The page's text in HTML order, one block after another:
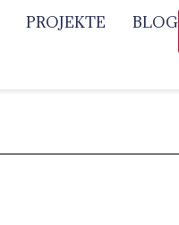
PROJEKTE BLOG